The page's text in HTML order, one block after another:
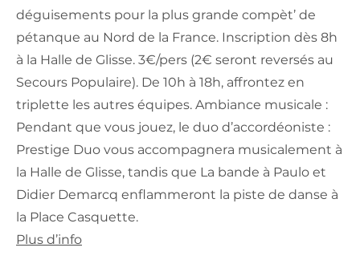
déguisements pour la plus grande compèt’ de
pétanque au Nord de la France. Inscription dès 8h
à la Halle de Glisse. 3€/pers (2€ seront reversés au
Secours Populaire). De 10h à 18h, affrontez en
triplette les autres équipes. Ambiance musicale :
Pendant que vous jouez, le duo d’accordéoniste :
Prestige Duo vous accompagnera musicalement à
la Halle de Glisse, tandis que La bande à Paulo et
Didier Demarcq enflammeront la piste de danse à
la Place Casquette.
Plus d’info